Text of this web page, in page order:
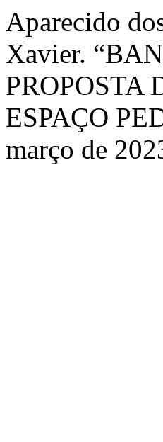
Aparecido
Xavier.
PROPOSTA
ESPAÇO
março de